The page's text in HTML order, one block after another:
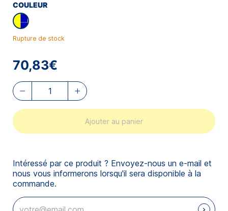
COULEUR
Rupture de stock
70,83€
Ajouter au panier
Intéressé par ce produit ? Envoyez-nous un e-mail et
nous vous informerons lorsqu'il sera disponible à la
commande.